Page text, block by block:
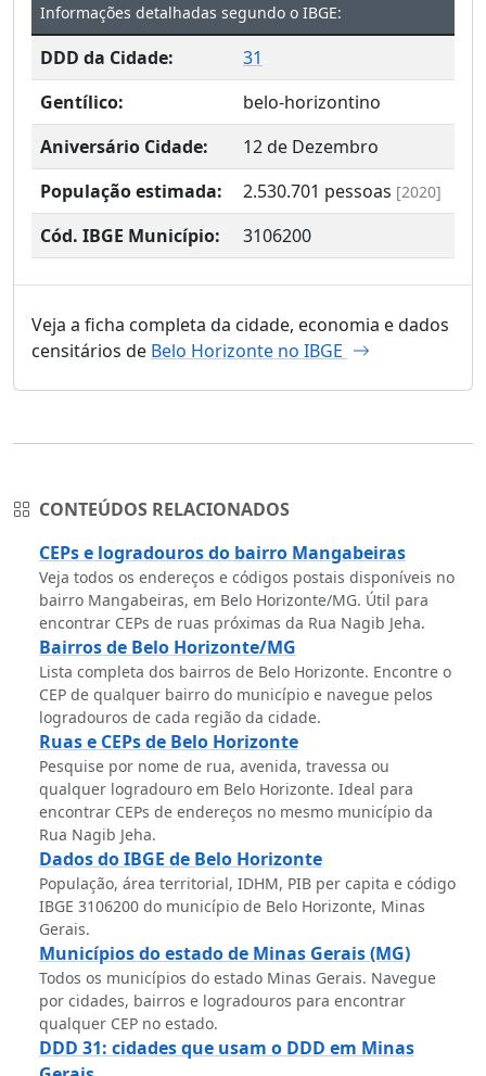
Informações detalhadas segundo o IBGE:
DDD da Cidade:
31
Gentílico:
belo-horizontino
Aniversário Cidade:
12 de Dezembro
População estimada:
2.530.701 pessoas [2020]
Cód. IBGE Município: 3106200
Veja a ficha completa da cidade, economia e dados
censitários de Belo Horizonte no IBGE
CONTEÚDOS RELACIONADOS
CEPs e logradouros do bairro Mangabeiras
Veja todos os endereços e códigos postais disponíveis no
bairro Mangabeiras, em Belo Horizonte/MG. Útil para
encontrar CEPs de ruas próximas da Rua Nagib Jeha.
Bairros de Belo Horizonte/MG
Lista completa dos bairros de Belo Horizonte. Encontre o
CEP de qualquer bairro do município e navegue pelos
logradouros de cada região da cidade.
Ruas e CEPs de Belo Horizonte
Pesquise por nome de rua, avenida, travessa ou
qualquer logradouro em Belo Horizonte. Ideal para
encontrar CEPs de endereços no mesmo município da
Rua Nagib Jeha.
Dados do IBGE de Belo Horizonte
População, área territorial, IDHM, PIB per capita e código
IBGE 3106200 do município de Belo Horizonte, Minas
Gerais.
Municípios do estado de Minas Gerais (MG)
Todos os municípios do estado Minas Gerais. Navegue
por cidades, bairros e logradouros para encontrar
qualquer CEP no estado.
DDD 31: cidades que usam o DDD em Minas